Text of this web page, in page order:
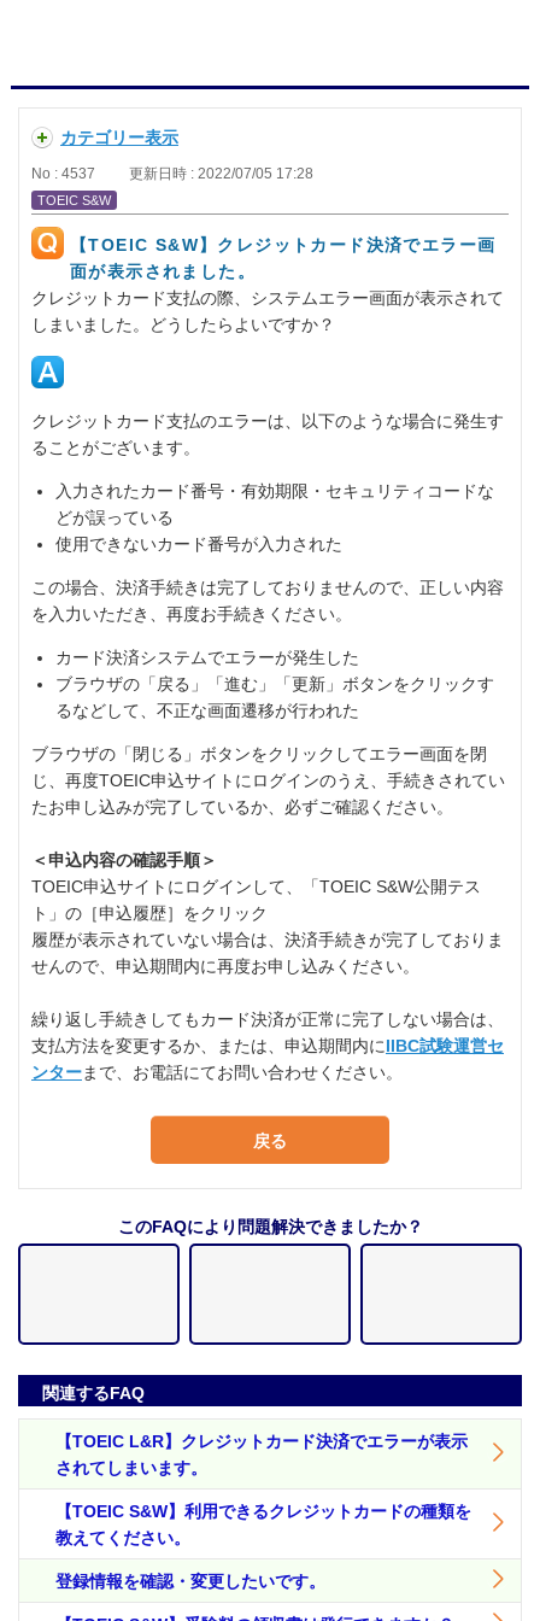
カテゴリー表示
No : 4537 更新日時 : 2022/07/05 17:28
TOEIC S&W
【TOEIC S&W】クレジットカード決済でエラー画
面が表示されました。
クレジットカード支払の際、システムエラー画面が表示されて
しまいました。どうしたらよいですか？
クレジットカード支払のエラーは、以下のような場合に発生す
ることがございます。
入力されたカード番号・有効期限・セキュリティコードな
どが誤っている
使用できないカード番号が入力された
この場合、決済手続きは完了しておりませんので、正しい内容
を入力いただき、再度お手続きください。
カード決済システムでエラーが発生した
ブラウザの「戻る」「進む」「更新」ボタンをクリックす
るなどして、不正な画面遷移が行われた
ブラウザの「閉じる」ボタンをクリックしてエラー画面を閉
じ、再度TOEIC申込サイトにログインのうえ、手続きされてい
たお申し込みが完了しているか、必ずご確認ください。
＜申込内容の確認手順＞
TOEIC申込サイトにログインして、「TOEIC S&W公開テス
ト」の［申込履歴］をクリック
履歴が表示されていない場合は、決済手続きが完了しておりま
せんので、申込期間内に再度お申し込みください。
繰り返し手続きしてもカード決済が正常に完了しない場合は、
支払方法を変更するか、または、申込期間内にIIBC試験運営セ
ンターまで、お電話にてお問い合わせください。
戻る
このFAQにより問題解決できましたか？
関連するFAQ
【TOEIC L&R】クレジットカード決済でエラーが表示
されてしまいます。
【TOEIC S&W】利用できるクレジットカードの種類を
教えてください。
登録情報を確認・変更したいです。